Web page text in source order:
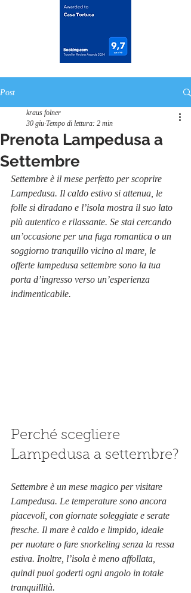
Post
Prenota Lampedusa a
Settembre
kraus folner
30 giu Tempo di lettura: 2 min
Settembre è il mese perfetto per scoprire
Lampedusa. Il caldo estivo si attenua, le
folle si diradano e l’isola mostra il suo lato
più autentico e rilassante. Se stai cercando
un’occasione per una fuga romantica o un
soggiorno tranquillo vicino al mare, le
offerte lampedusa settembre sono la tua
porta d’ingresso verso un’esperienza
indimenticabile.
Perché scegliere
Lampedusa a settembre?
Settembre è un mese magico per visitare
Lampedusa. Le temperature sono ancora
piacevoli, con giornate soleggiate e serate
fresche. Il mare è caldo e limpido, ideale
per nuotare o fare snorkeling senza la ressa
estiva. Inoltre, l’isola è meno affollata,
quindi puoi goderti ogni angolo in totale
tranquillità.